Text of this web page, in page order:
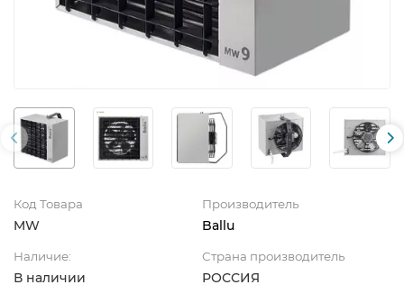
Код Товара
MW
Производитель
Ballu
Наличие:
В наличии
Страна производитель
РОССИЯ